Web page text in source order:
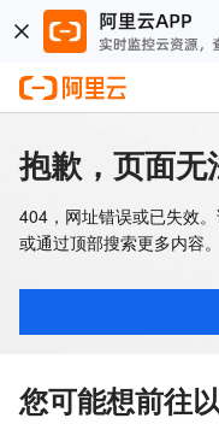
抱歉，页面无
404，网址错误或已失效
或通过顶部搜索更多内容。
您可能想前往